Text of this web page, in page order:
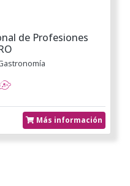
de Profesiones
Más información